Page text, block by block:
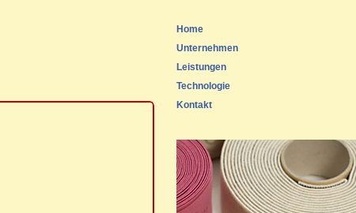
Home
Unternehmen
Leistungen
Technologie
Kontakt